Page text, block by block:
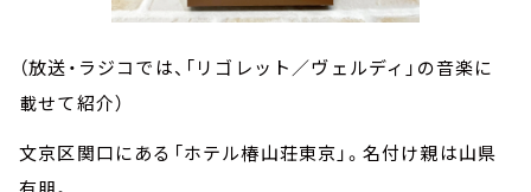
（放送・ラジコでは、「リゴレット／ヴェルディ」の音楽に
載せて紹介）
文京区関口にある「ホテル椿山荘東京」。名付け親は山県